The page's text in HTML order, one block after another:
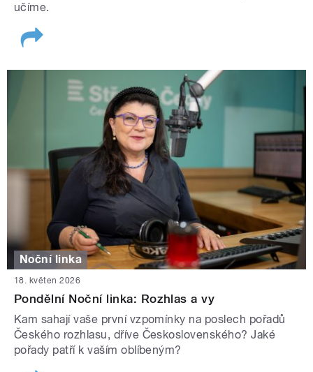
učíme.
Noční linka
18. květen 2026
Pondělní Noční linka: Rozhlas a vy
Kam sahají vaše první vzpomínky na poslech pořadů
Českého rozhlasu, dříve Československého? Jaké
pořady patří k vaším oblíbeným?